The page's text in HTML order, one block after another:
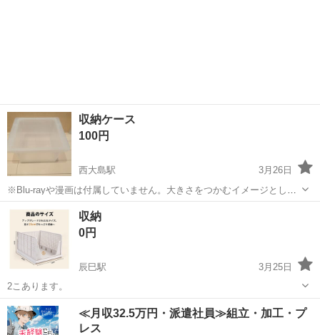
収納ケース
100円
西大島駅
3月26日
※Blu-rayや漫画は付属していません。大きさをつかむイメージとして
ご参照ください。内径約21cm×22cmです。 数年使用していたため、
細かい傷はありますが破れ・割れ等はなくそのまま使用できると思い
ます。
東京 江東区 西大島駅
収納
0円
辰巳駅
3月25日
2こあります。
東京 江東区 辰巳駅 収納家具
≪月収32.5万円・派遣社員≫組立・加工・プ
レス